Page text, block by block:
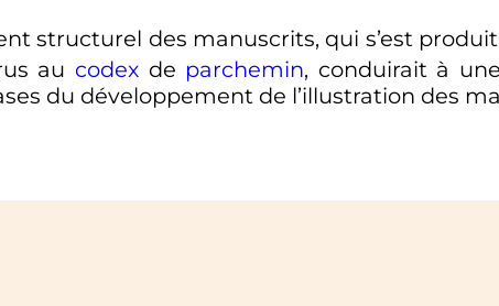
structurel des manuscrits, qui s’est
au codexde parchemin, conduirait à
du développement de l’illustration des